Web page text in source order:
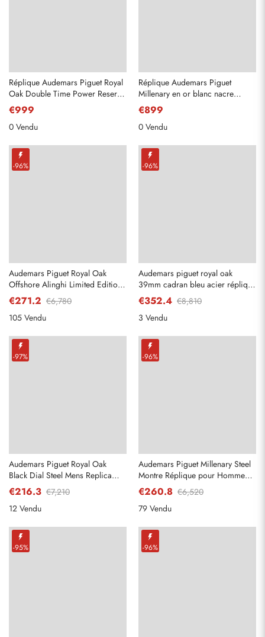
Réplique Audemars Piguet Royal
Oak Double Time Power Reserve
Montre pour homme 26120ST
€999
0 Vendu
Réplique Audemars Piguet
Millenary en or blanc nacre
diamant montre pour femme
77247BC
€899
0 Vendu
-96%
Audemars Piguet Royal Oak
Offshore Alinghi Limited Edition
Platinum Mens Replica Watch
26062PT
€271.2 €6,780
105 Vendu
-96%
Audemars piguet royal oak
39mm cadran bleu acier réplique
montre pour hommes 26300st
€352.4 €8,810
3 Vendu
-97%
Audemars Piguet Royal Oak
Black Dial Steel Mens Replica
Watch 15400ST
€216.3 €7,210
12 Vendu
-96%
Audemars Piguet Millenary Steel
Montre Réplique pour Homme
15350ST
€260.8 €6,520
79 Vendu
-95% -96%